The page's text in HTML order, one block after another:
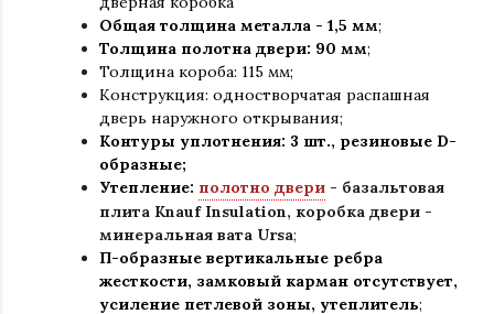
Общая толщина металла - 1,5 мм;
Толщина полотна двери: 90 мм;
Толщина короба: 115 мм;
Конструкция: одностворчатая распашная
дверь наружного открывания;
Контуры уплотнения: 3 шт., резиновые D-
образные;
Утепление: полотно двери - базальтовая
плита Knauf Insulation, коробка двери -
минеральная вата Ursa;
П-образные вертикальные ребра
жесткости, замковый карман отсутствует,
усиление петлевой зоны, утеплитель;